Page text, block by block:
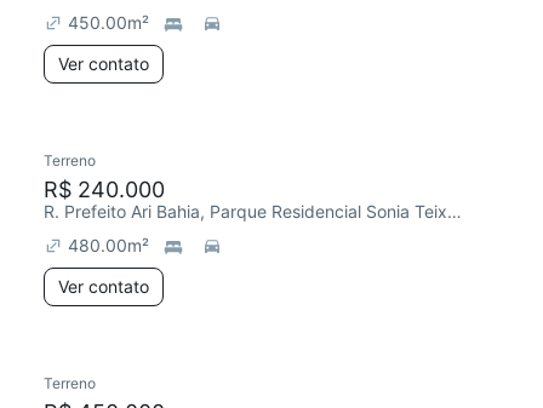
450.00m²
Ver contato
Terreno
R$ 240.000
R. Prefeito Ari Bahia, Parque Residencial Sonia Teixeira Romanelli
480.00m²
Ver contato
Terreno